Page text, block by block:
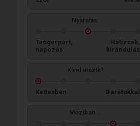
Nyaralás:
Tengerpart,
napozás
Hátizsák,
kirándulás
Kivel utazik?
Kettesben Barátokkal
Moziban...